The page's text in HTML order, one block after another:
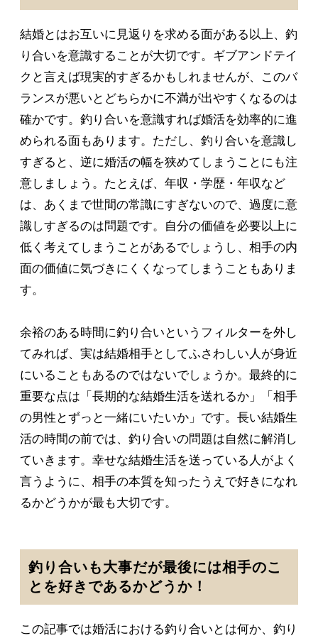
結婚とはお互いに見返りを求める面がある以上、釣
り合いを意識することが大切です。ギブアンドテイ
クと言えば現実的すぎるかもしれませんが、このバ
ランスが悪いとどちらかに不満が出やすくなるのは
確かです。釣り合いを意識すれば婚活を効率的に進
められる面もあります。ただし、釣り合いを意識し
すぎると、逆に婚活の幅を狭めてしまうことにも注
意しましょう。たとえば、年収・学歴・年収など
は、あくまで世間の常識にすぎないので、過度に意
識しすぎるのは問題です。自分の価値を必要以上に
低く考えてしまうことがあるでしょうし、相手の内
面の価値に気づきにくくなってしまうこともありま
す。
余裕のある時間に釣り合いというフィルターを外し
てみれば、実は結婚相手としてふさわしい人が身近
にいることもあるのではないでしょうか。最終的に
重要な点は「長期的な結婚生活を送れるか」「相手
の男性とずっと一緒にいたいか」です。長い結婚生
活の時間の前では、釣り合いの問題は自然に解消し
ていきます。幸せな結婚生活を送っている人がよく
言うように、相手の本質を知ったうえで好きになれ
るかどうかが最も大切です。
釣り合いも大事だが最後には相手のこ
とを好きであるかどうか！
この記事では婚活における釣り合いとは何か、釣り